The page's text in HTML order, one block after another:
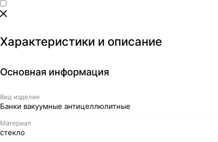
Характеристики и описание
Основная информация
Вид изделия
Банки вакуумные антицеллюлитные
Материал
стекло